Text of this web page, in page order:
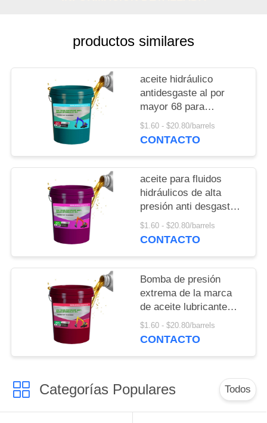
PRIVACY
POLICY
productos similares
aceite hidráulico
antidesgaste al por
mayor 68 para
excavadoras y
carretillas elevadoras
$1.60 - $20.80/barrels
CONTACTO
aceite para fluidos
hidráulicos de alta
presión anti desgaste
VG L HM 68
$1.60 - $20.80/barrels
CONTACTO
Bomba de presión
extrema de la marca
de aceite lubricante
WINALL con aceite
hidráulico L-HM46
$1.60 - $20.80/barrels
CONTACTO
Categorías Populares Todos